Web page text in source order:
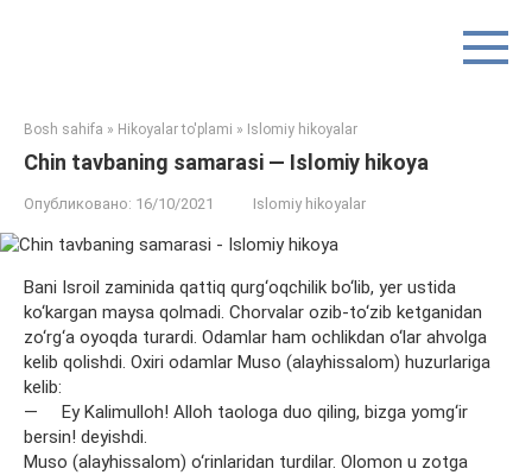
Bosh sahifa » Hikoyalar to'plami » Islomiy hikoyalar
Chin tavbaning samarasi — Islomiy hikoya
Опубликовано: 16/10/2021 Islomiy hikoyalar
Bani Isroil zaminida qattiq qurg‘oqchilik bo‘lib, yer ustida
ko‘kargan maysa qolmadi. Chorvalar ozib-to‘zib ketganidan
zo‘rg‘a oyoqda turardi. Odamlar ham ochlikdan o‘lar ahvolga
kelib qolishdi. Oxiri odamlar Muso (alayhissalom) huzurlariga
kelib:
— Ey Kalimulloh! Alloh taologa duo qiling, bizga yomg‘ir
bersin! deyishdi.
Muso (alayhissalom) o‘rinlaridan turdilar. Olomon u zotga